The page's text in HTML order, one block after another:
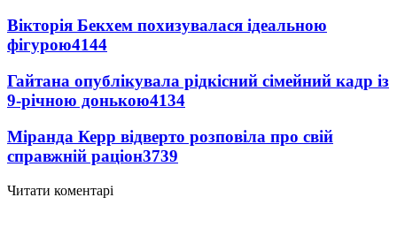
Вікторія Бекхем похизувалася ідеальною
фігурою4144
Гайтана опублікувала рідкісний сімейний кадр із
9-річною донькою4134
Міранда Керр відверто розповіла про свій
справжній раціон3739
Читати коментарі